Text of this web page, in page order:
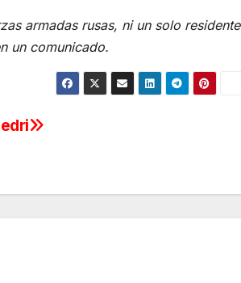
armadas rusas, ni un solo residente
un comunicado.